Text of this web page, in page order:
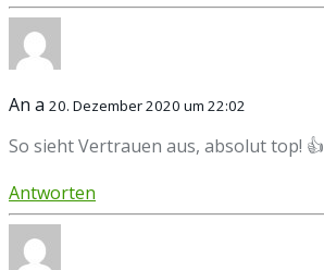
An a 20. Dezember 2020 um 22:02
So sieht Vertrauen aus, absolut top! 👍
Antworten